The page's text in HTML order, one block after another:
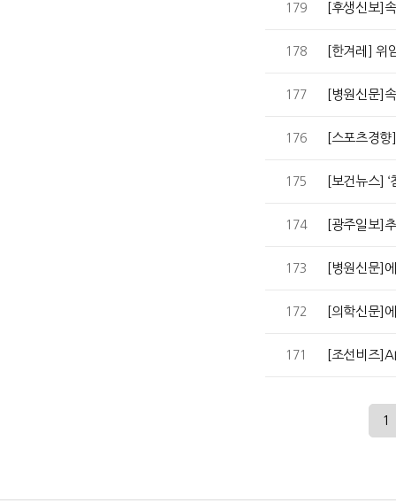
179 [후생신보]
178 [한겨레] 위
177 [병원신문]
176 [스포츠경향
175 [보건뉴스]
174 [광주일보]
173 [병원신문]
172 [의학신문]
171 [조선비즈
1